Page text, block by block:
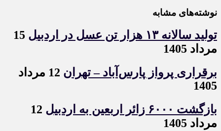
نوشته‌های مشابه
تولید سالانه ۱۳ هزار تن عسل در اردبیل
15
مرداد 1405
برقراری پرواز پارس‌آباد – تهران
12 مرداد
1405
بازگشت ۶۰۰۰ زائر اربعین به اردبیل
12
مرداد 1405